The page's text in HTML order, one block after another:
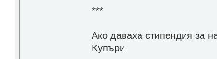
***
Aко даваха стипендия за
Kупъри